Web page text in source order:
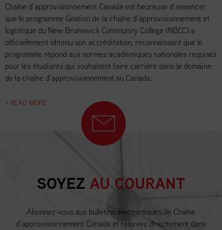
Chaîne d’approvisionnement Canada est heureuse d’annoncer
que le programme Gestion de la chaîne d’approvisionnement et
logistique du New Brunswick Community College (NBCC) a
officiellement obtenu son accréditation, reconnaissant que le
programme répond aux normes académiques nationales requises
pour les étudiants qui souhaitent faire carrière dans le domaine
de la chaîne d’approvisionnement au Canada.
+ READ MORE
SOYEZ AU COURANT
Abonnez-vous aux bulletins électroniques de Chaîne
d’approvisionnement Canada et recevez directement dans